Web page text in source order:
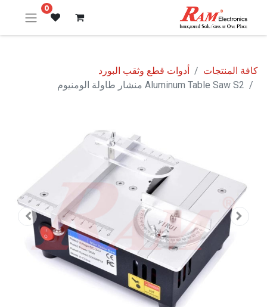
0
كافة المنتجات
أدوات قطع وثقب البورد
Aluminum Table Saw S2 منشار طاولة الومنيوم